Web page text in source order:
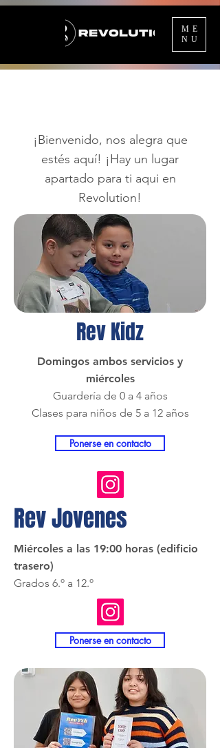
ME
NU
¡Bienvenido, nos alegra que
estés aquí! ¡Hay un lugar
apartado para ti aqui en
Revolution!
Rev Kidz
Domingos ambos servicios y
miércoles
Guardería de 0 a 4 años
Clases para niños de 5 a 12 años
Ponerse en contacto
Rev Jovenes
Miércoles a las 19:00 horas (edificio
trasero)
Grados 6.º a 12.º
Ponerse en contacto